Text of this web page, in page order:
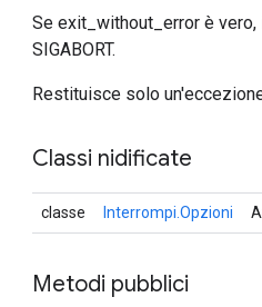
Se exit_without_error è
SIGABORT.
Restituisce solo
Classi nidificate
classe Interrompi.Opzioni
Metodi pubblici